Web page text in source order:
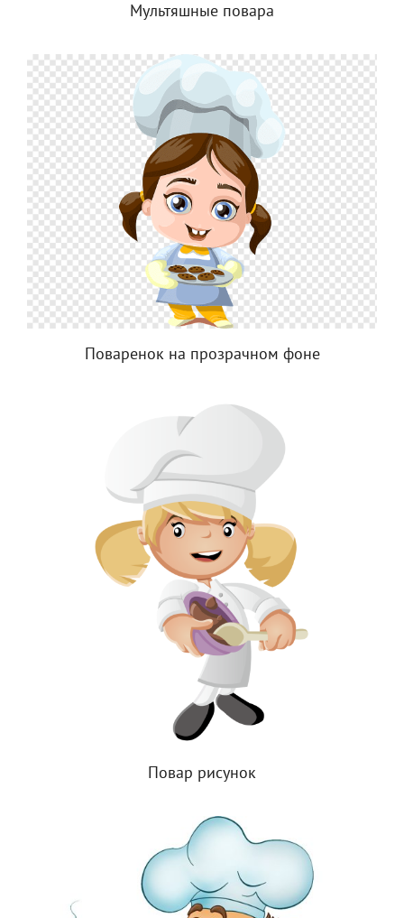
Мультяшные повара
Поваренок на прозрачном фоне
Повар рисунок